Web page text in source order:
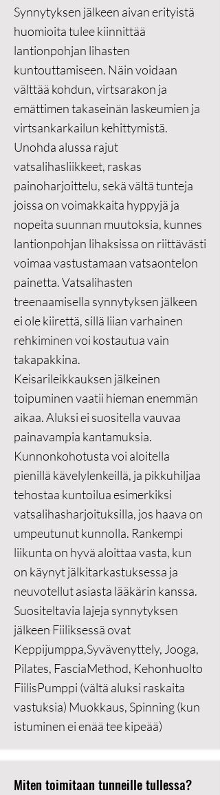
Synnytyksen jälkeen aivan erityistä
huomioita tulee kiinnittää
lantionpohjan lihasten
kuntouttamiseen. Näin voidaan
välttää kohdun, virtsarakon ja
emättimen takaseinän laskeumien ja
virtsankarkailun kehittymistä.
Unohda alussa rajut
vatsalihasliikkeet, raskas
painoharjoittelu, sekä vältä tunteja
joissa on voimakkaita hyppyjä ja
nopeita suunnan muutoksia, kunnes
lantionpohjan lihaksissa on riittävästi
voimaa vastustamaan vatsaontelon
painetta. Vatsalihasten
treenaamisella synnytyksen jälkeen
ei ole kiirettä, sillä liian varhainen
rehkiminen voi kostautua vain
takapakkina.
Keisarileikkauksen jälkeinen
toipuminen vaatii hieman enemmän
aikaa. Aluksi ei suositella vauvaa
painavampia kantamuksia.
Kunnonkohotusta voi aloitella
pienillä kävelylenkeillä, ja pikkuhiljaa
tehostaa kuntoilua esimerkiksi
vatsalihasharjoituksilla, jos haava on
umpeutunut kunnolla. Rankempi
liikunta on hyvä aloittaa vasta, kun
on käynyt jälkitarkastuksessa ja
neuvotellut asiasta lääkärin kanssa.
Suositeltavia lajeja synnytyksen
jälkeen Fiiliksessä ovat
Keppijumppa,Syvävenyttely, Jooga,
Pilates, FasciaMethod, Kehonhuolto
FiilisPumppi (vältä aluksi raskaita
vastuksia) Muokkaus, Spinning (kun
istuminen ei enää tee kipeää)
Miten toimitaan tunneille tullessa?